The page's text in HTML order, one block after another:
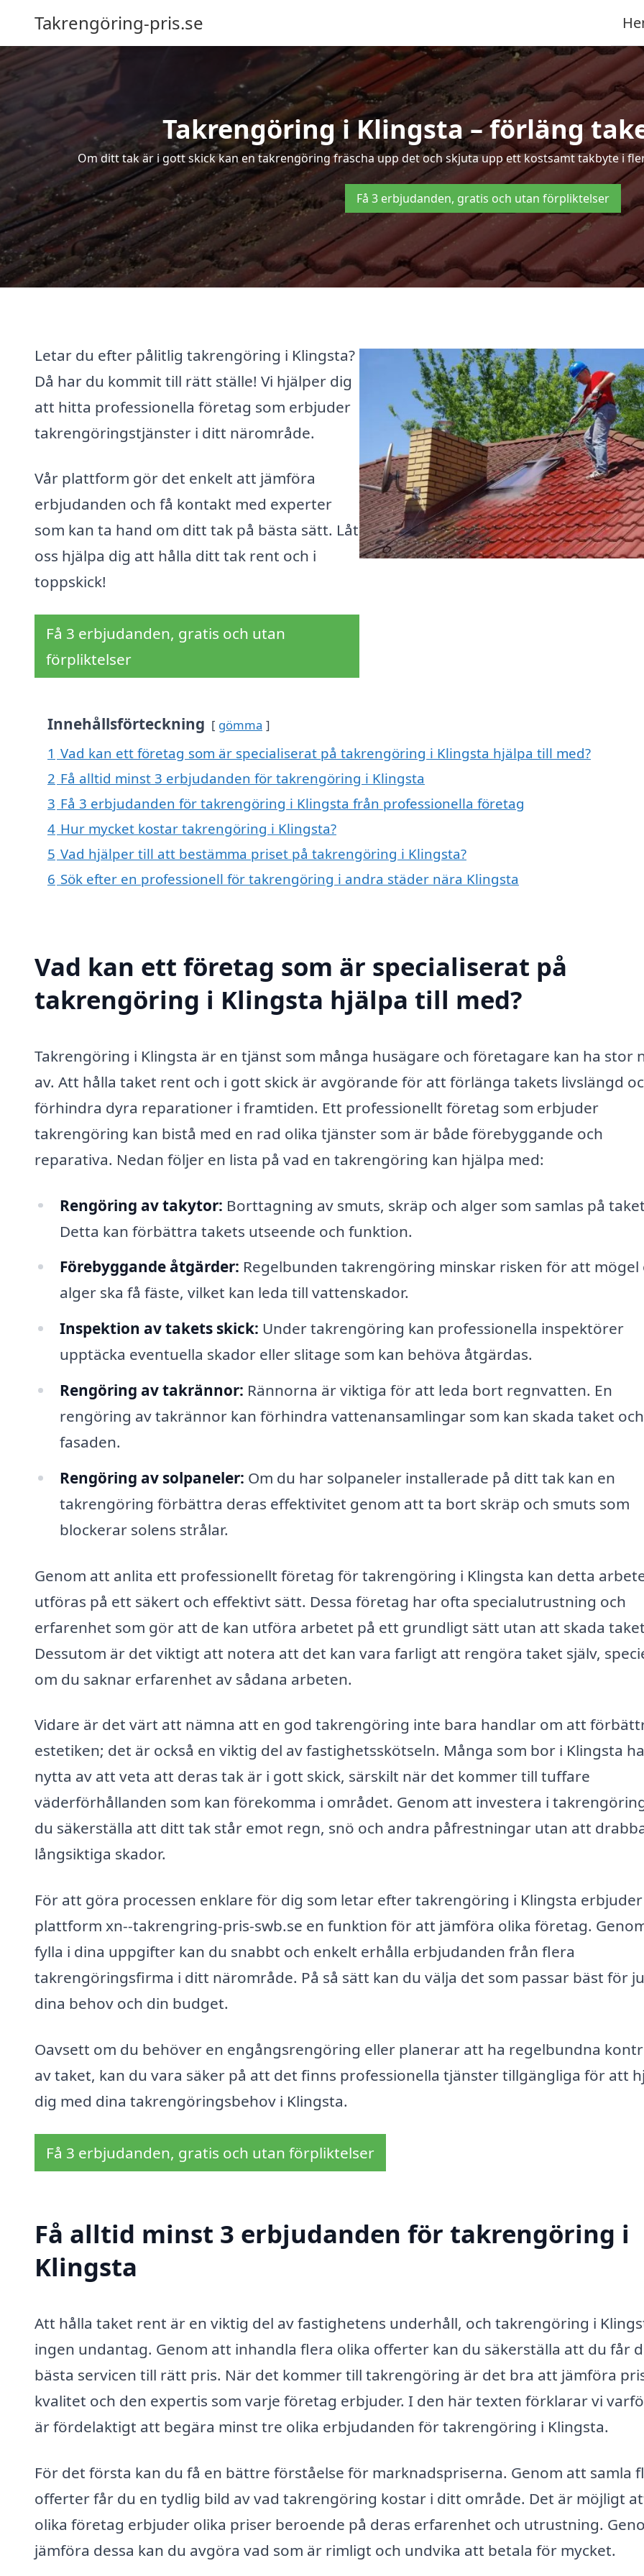
Takrengöring-pris.se
Takrengöring i Klingsta – förläng
Om ditt tak är i gott skick kan en takrengöring fräscha upp det och skjuta upp ett kostsamt takbyte i
Få 3 erbjudanden, gratis och utan förpliktelser
Letar du efter pålitlig takrengöring i Klingsta?
Då har du kommit till rätt ställe! Vi hjälper dig
att hitta professionella företag som erbjuder
takrengöringstjänster i ditt närområde.
Vår plattform gör det enkelt att jämföra
erbjudanden och få kontakt med experter
som kan ta hand om ditt tak på bästa sätt. Låt
oss hjälpa dig att hålla ditt tak rent och i
toppskick!
Få 3 erbjudanden, gratis och utan
förpliktelser
Innehållsförteckning gömma
1 Vad kan ett företag som är specialiserat på takrengöring i Klingsta hjälpa till med?
2 Få alltid minst 3 erbjudanden för takrengöring i Klingsta
3 Få 3 erbjudanden för takrengöring i Klingsta från professionella företag
4 Hur mycket kostar takrengöring i Klingsta?
5 Vad hjälper till att bestämma priset på takrengöring i Klingsta?
6 Sök efter en professionell för takrengöring i andra städer nära Klingsta
Vad kan ett företag som är specialiserat på
takrengöring i Klingsta hjälpa till med?
Takrengöring i Klingsta är en tjänst som många husägare och företagare kan ha stor
av. Att hålla taket rent och i gott skick är avgörande för att förlänga takets livslängd
förhindra dyra reparationer i framtiden. Ett professionellt företag som erbjuder
takrengöring kan bistå med en rad olika tjänster som är både förebyggande och
reparativa. Nedan följer en lista på vad en takrengöring kan hjälpa med:
Rengöring av takytor: Borttagning av smuts, skräp och alger som samlas på
Detta kan förbättra takets utseende och funktion.
Förebyggande åtgärder: Regelbunden takrengöring minskar risken för att mögel
alger ska få fäste, vilket kan leda till vattenskador.
Inspektion av takets skick: Under takrengöring kan professionella inspektörer
upptäcka eventuella skador eller slitage som kan behöva åtgärdas.
Rengöring av takrännor: Rännorna är viktiga för att leda bort regnvatten. En
rengöring av takrännor kan förhindra vattenansamlingar som kan skada taket och
fasaden.
Rengöring av solpaneler: Om du har solpaneler installerade på ditt tak kan en
takrengöring förbättra deras effektivitet genom att ta bort skräp och smuts som
blockerar solens strålar.
Genom att anlita ett professionellt företag för takrengöring i Klingsta kan detta
utföras på ett säkert och effektivt sätt. Dessa företag har ofta specialutrustning och
erfarenhet som gör att de kan utföra arbetet på ett grundligt sätt utan att skada
Dessutom är det viktigt att notera att det kan vara farligt att rengöra taket själv,
om du saknar erfarenhet av sådana arbeten.
Vidare är det värt att nämna att en god takrengöring inte bara handlar om att
estetiken; det är också en viktig del av fastighetsskötseln. Många som bor i Klingsta
nytta av att veta att deras tak är i gott skick, särskilt när det kommer till tuffare
väderförhållanden som kan förekomma i området. Genom att investera i
du säkerställa att ditt tak står emot regn, snö och andra påfrestningar utan att
långsiktiga skador.
För att göra processen enklare för dig som letar efter takrengöring i Klingsta
plattform xn--takrengring-pris-swb.se en funktion för att jämföra olika företag.
fylla i dina uppgifter kan du snabbt och enkelt erhålla erbjudanden från flera
takrengöringsfirma i ditt närområde. På så sätt kan du välja det som passar bäst för
dina behov och din budget.
Oavsett om du behöver en engångsrengöring eller planerar att ha regelbundna
av taket, kan du vara säker på att det finns professionella tjänster tillgängliga för att
dig med dina takrengöringsbehov i Klingsta.
Få 3 erbjudanden, gratis och utan förpliktelser
Få alltid minst 3 erbjudanden för takrengöring i
Klingsta
Att hålla taket rent är en viktig del av fastighetens underhåll, och takrengöring i
ingen undantag. Genom att inhandla flera olika offerter kan du säkerställa att du får
bästa servicen till rätt pris. När det kommer till takrengöring är det bra att jämföra
kvalitet och den expertis som varje företag erbjuder. I den här texten förklarar vi
är fördelaktigt att begära minst tre olika erbjudanden för takrengöring i Klingsta.
För det första kan du få en bättre förståelse för marknadspriserna. Genom att samla
offerter får du en tydlig bild av vad takrengöring kostar i ditt område. Det är möjligt
olika företag erbjuder olika priser beroende på deras erfarenhet och utrustning.
jämföra dessa kan du avgöra vad som är rimligt och undvika att betala för mycket.